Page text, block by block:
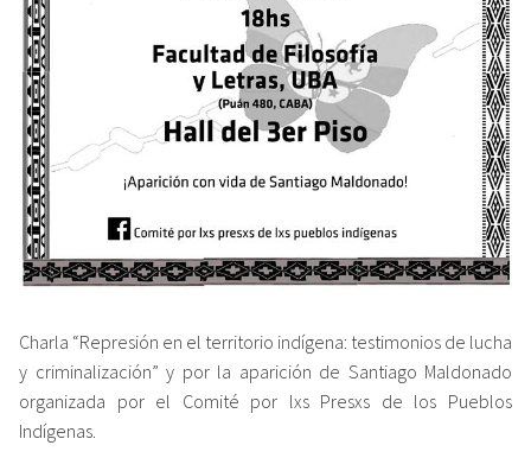
Charla “Represión en el territorio indígena: testimonios de lucha
y criminalización” y por la aparición de Santiago Maldonado
organizada por el Comité por lxs Presxs de los Pueblos
Indígenas.